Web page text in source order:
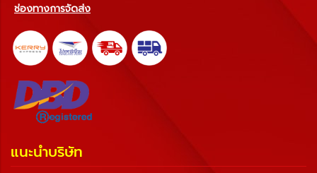
ช่องทางการจัดส่ง
แนะนำบริษัท